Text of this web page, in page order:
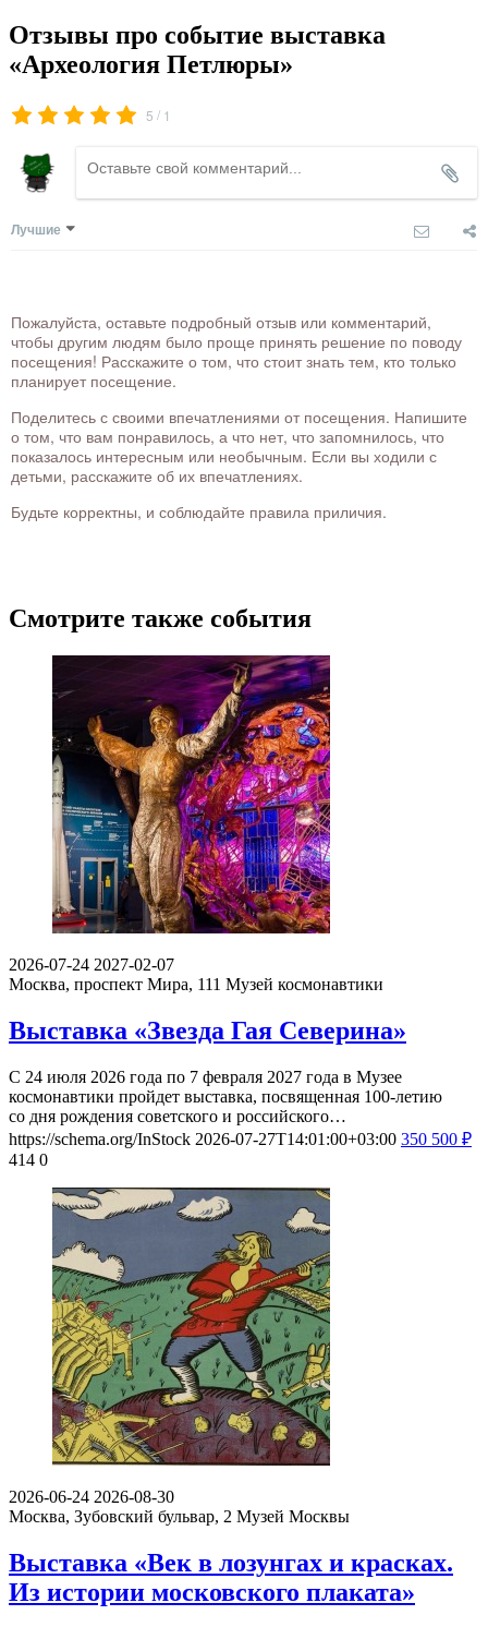
Отзывы про событие выставка
«Археология Петлюры»
5 / 1
Лучшие
Пожалуйста, оставьте подробный отзыв или комментарий,
чтобы другим людям было проще принять решение по поводу
посещения! Расскажите о том, что стоит знать тем, кто только
планирует посещение.
Поделитесь с своими впечатлениями от посещения. Напишите
о том, что вам понравилось, а что нет, что запомнилось, что
показалось интересным или необычным. Если вы ходили с
детьми, расскажите об их впечатлениях.
Будьте корректны, и соблюдайте правила приличия.
Смотрите также события
2026-07-24 2027-02-07
Москва, проспект Мира, 111 Музей космонавтики
Выставка «Звезда Гая Северина»
С 24 июля 2026 года по 7 февраля 2027 года в Музее
космонавтики пройдет выставка, посвященная 100-летию
со дня рождения советского и российского…
https://schema.org/InStock 2026-07-27T14:01:00+03:00 350 500 ₽
414 0
2026-06-24 2026-08-30
Москва, Зубовский бульвар, 2 Музей Москвы
Выставка «Век в лозунгах и красках.
Из истории московского плаката»